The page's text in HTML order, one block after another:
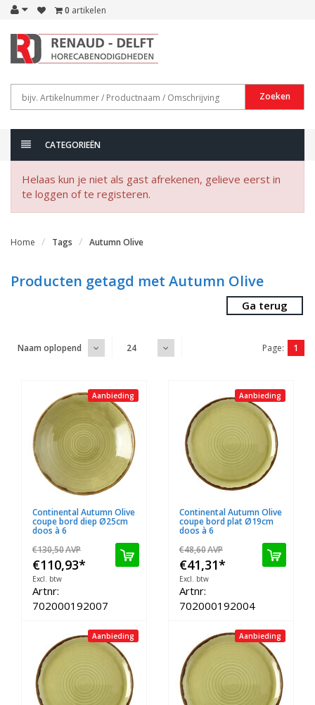
0 artikelen
Zoeken
CATEGORIEËN
Helaas kun je niet als gast afrekenen, gelieve eerst in
te loggen of te registeren.
Home Tags Autumn Olive
Producten getagd met Autumn Olive
Ga terug
Naam oplopend 24 Page: 1
Aanbieding
Continental Autumn Olive
coupe bord diep Ø25cm
doos à 6
€130,50AVP
€110,93*
Excl. btw
Artnr:
702000192007
Aanbieding
Continental Autumn Olive
coupe bord plat Ø19cm
doos à 6
€48,60AVP
€41,31*
Excl. btw
Artnr:
702000192004
Aanbieding Aanbieding